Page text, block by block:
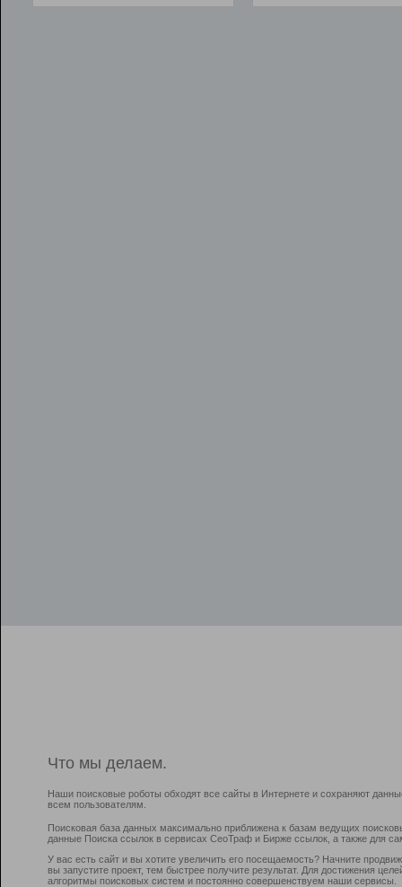
Что мы делаем.
Наши поисковые роботы обходят все сайты в Интернете и сохраняют
всем пользователям.
Поисковая база данных максимально приближена к базам ведущих
данные Поиска ссылок в сервисах СеоТраф и Бирже ссылок, а также для
У вас есть сайт и вы хотите увеличить его посещаемость? Начните
вы запустите проект, тем быстрее получите результат. Для достижения
алгоритмы поисковых систем и постоянно совершенствуем наши сервисы.